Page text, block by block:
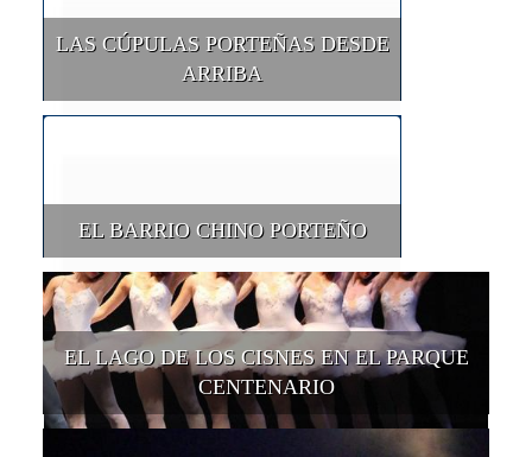
LAS CÚPULAS PORTEÑAS DESDE
ARRIBA
EL BARRIO CHINO PORTEÑO
EL LAGO DE LOS CISNES EN EL PARQUE
CENTENARIO